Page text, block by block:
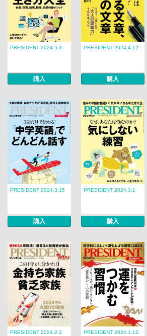
PRESIDENT 2024.5.3
購入
PRESIDENT 2024.4.12
購入
PRESIDENT 2024.3.15
購入
PRESIDENT 2024.3.1
購入
PRESIDENT 2024.2.2 PRESIDENT 2024.1.12